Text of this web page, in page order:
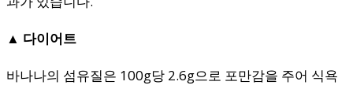
▲ 다이어트
바나나의 섬유질은 100g당 2.6g으로 포만감을 주어 식욕